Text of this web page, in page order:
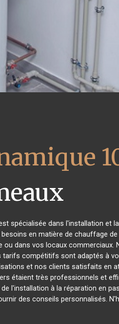
spécialisée dans l'installation et
en matière de chauffage
dans vos locaux commerciaux.
compétitifs sont adaptés à
et nos clients satisfaits en
étaient très professionnels et
de l'installation à la réparation en
des conseils personnalisés.